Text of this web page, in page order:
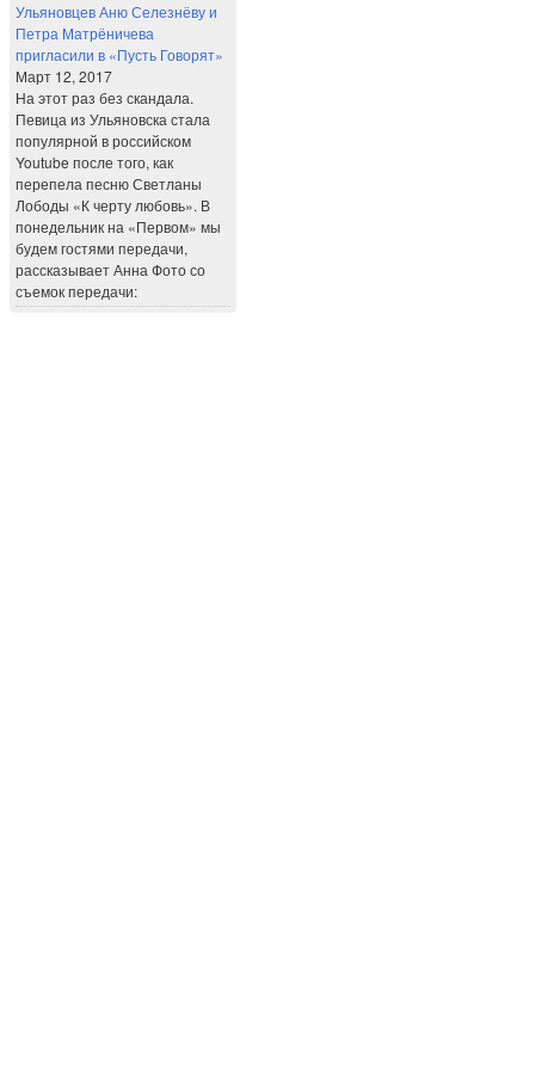
Ульяновцев Аню Селезнёву и
Петра Матрёничева
пригласили в «Пусть Говорят»
Март 12, 2017
На этот раз без скандала.
Певица из Ульяновска стала
популярной в российском
Youtube после того, как
перепела песню Светланы
Лободы «К черту любовь». В
понедельник на «Первом» мы
будем гостями передачи,
рассказывает Анна Фото со
съемок передачи: